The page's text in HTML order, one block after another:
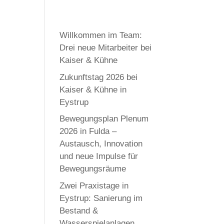
Willkommen im Team:
Drei neue Mitarbeiter bei
Kaiser & Kühne
Zukunftstag 2026 bei
Kaiser & Kühne in
Eystrup
Bewegungsplan Plenum
2026 in Fulda –
Austausch, Innovation
und neue Impulse für
Bewegungsräume
Zwei Praxistage in
Eystrup: Sanierung im
Bestand &